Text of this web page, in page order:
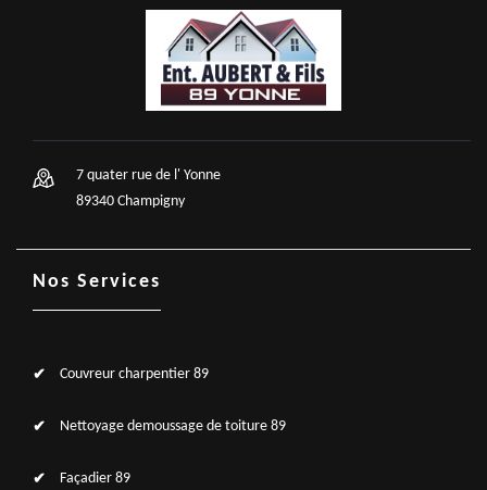
7 quater rue de l' Yonne
89340 Champigny
Nos Services
Couvreur charpentier 89
Nettoyage demoussage de toiture 89
Façadier 89